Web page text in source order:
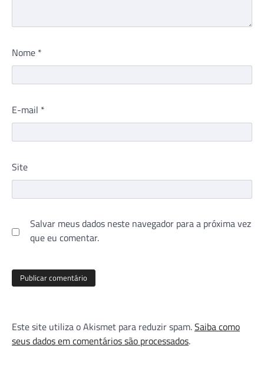
Nome *
E-mail *
Site
Salvar meus dados neste navegador para a próxima vez
que eu comentar.
Este site utiliza o Akismet para reduzir spam.Saiba como
seus dados em comentários são processados.